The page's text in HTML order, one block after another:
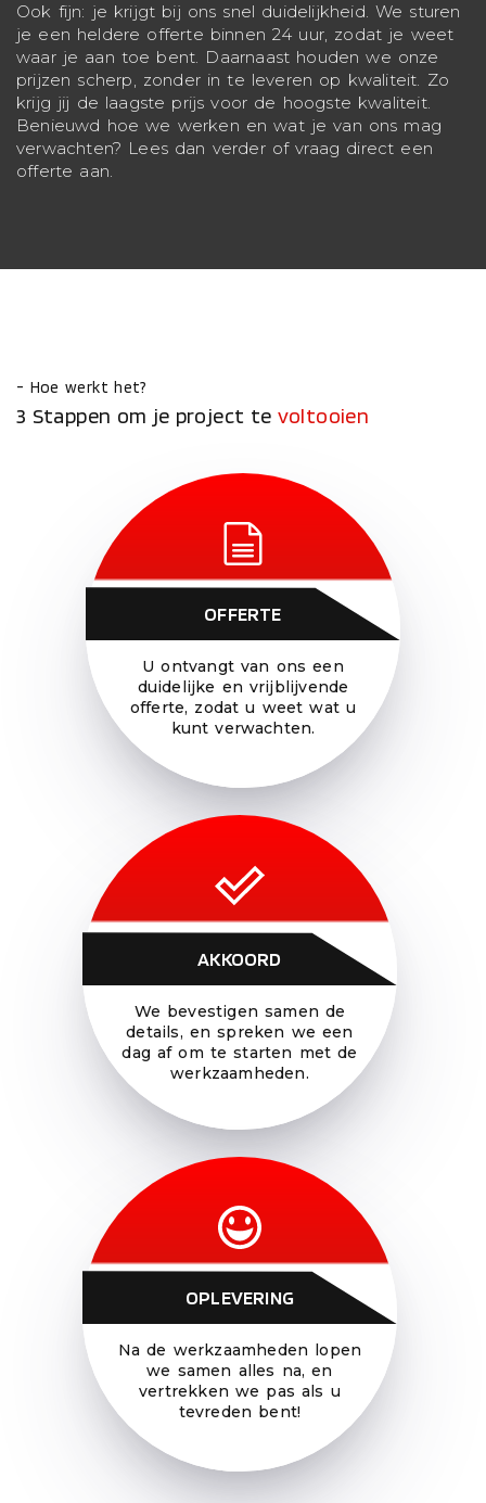
Ook fijn: je krijgt bij ons snel duidelijkheid. We sturen
je een heldere offerte binnen 24 uur, zodat je weet
waar je aan toe bent. Daarnaast houden we onze
prijzen scherp, zonder in te leveren op kwaliteit. Zo
krijg jij de laagste prijs voor de hoogste kwaliteit.
Benieuwd hoe we werken en wat je van ons mag
verwachten? Lees dan verder of vraag direct een
offerte aan.
- Hoe werkt het?
3 Stappen om je project te voltooien
OFFERTE
U ontvangt van ons een
duidelijke en vrijblijvende
offerte, zodat u weet wat u
kunt verwachten.
AKKOORD
We bevestigen samen de
details, en spreken we een
dag af om te starten met de
werkzaamheden.
OPLEVERING
Na de werkzaamheden lopen
we samen alles na, en
vertrekken we pas als u
tevreden bent!